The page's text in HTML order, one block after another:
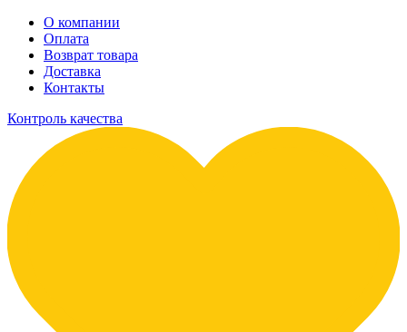
О компании
Оплата
Возврат товара
Доставка
Контакты
Контроль качества